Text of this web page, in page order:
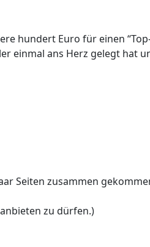
hundert Euro für einen
einmal ans Herz gelegt hat
Seiten zusammen
zu dürfen.)